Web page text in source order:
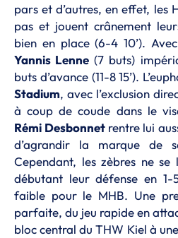
pars et d’autres, en effet, les
pas et jouent crânement
bien en place (6-4 10’).
Yannis Lenne (7 buts)
buts d’avance (11-8 15’).
Stadium, avec l’exclusion
à coup de coude dans le
Rémi Desbonnet rentre lui
d’agrandir la marque de
Cependant, les zèbres ne
débutant leur défense en 1-
faible pour le MHB. Une
parfaite, du jeu rapide en
bloc central du THW Kiel à